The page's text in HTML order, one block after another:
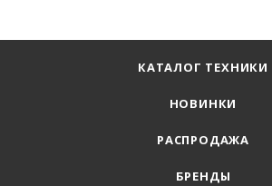
КАТАЛОГ ТЕХНИКИ
НОВИНКИ
РАСПРОДАЖА
БРЕНДЫ